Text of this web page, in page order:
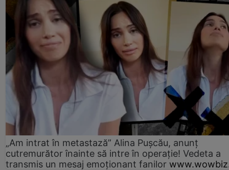
„Am intrat în metastază” Alina Pușcău, anunț
cutremurător înainte să intre în operație! Vedeta a
transmis un mesaj emoționant fanilor